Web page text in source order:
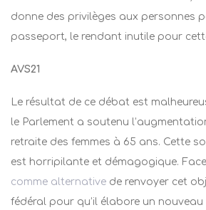
donne des privilèges aux personnes
passeport, le rendant inutile pour
AVS21
Le résultat de ce débat est
le Parlement a soutenu
retraite des femmes à 65 ans. Cette
est horripilante et démagogique. Face
comme alternative de renvoyer cet
fédéral pour qu’il élabore un nouveau